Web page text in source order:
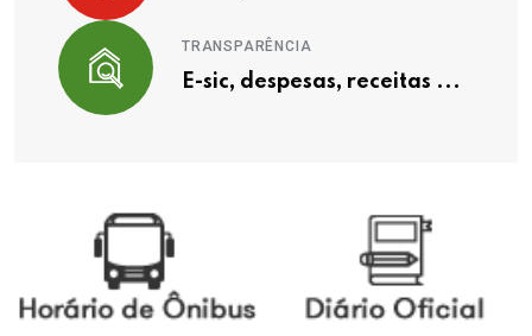
TRANSPARÊNCIA
E-sic, despesas, receitas ...